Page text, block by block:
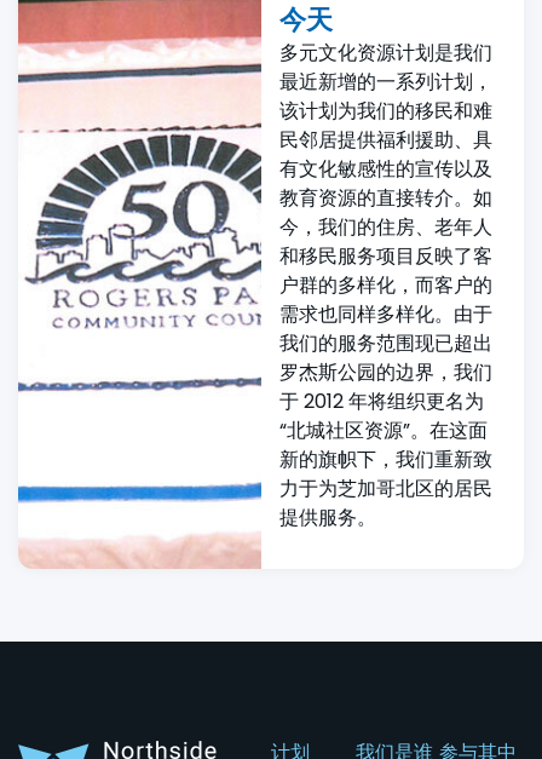
今天
多元文化资源计划是我们
最近新增的一系列计划，
该计划为我们的移民和难
民邻居提供福利援助、具
有文化敏感性的宣传以及
教育资源的直接转介。如
今，我们的住房、老年人
和移民服务项目反映了客
户群的多样化，而客户的
需求也同样多样化。由于
我们的服务范围现已超出
罗杰斯公园的边界，我们
于 2012 年将组织更名为
“北城社区资源”。在这面
新的旗帜下，我们重新致
力于为芝加哥北区的居民
提供服务。
计划 我们是谁 参与其中